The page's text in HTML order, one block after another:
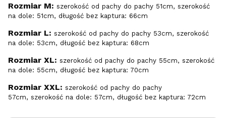
Rozmiar M: szerokość od pachy do pachy 51cm, szerokość
na dole: 51cm, długość bez kaptura: 66cm
Rozmiar L: szerokość od pachy do pachy 53cm, szerokość
na dole: 53cm, długość bez kaptura: 68cm
Rozmiar XL: szerokość od pachy do pachy 55cm, szerokość
na dole: 55cm, długość bez kaptura: 70cm
Rozmiar XXL: szerokość od pachy do pachy
57cm, szerokość na dole: 57cm, długość bez kaptura: 72cm